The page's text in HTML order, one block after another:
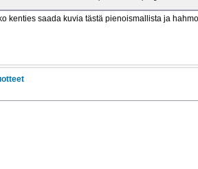
kenties saada kuvia tästä pienoismallista ja